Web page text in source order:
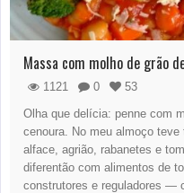
Massa com molho de grão
1121 0
53
Olha que delícia: penne com
cenoura. No meu almoço
alface, agrião, rabanetes e
diferentão com alimentos de
construtores e reguladores —